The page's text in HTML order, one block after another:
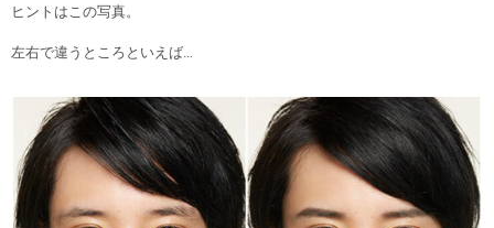
ヒントはこの写真。
左右で違うところといえば…